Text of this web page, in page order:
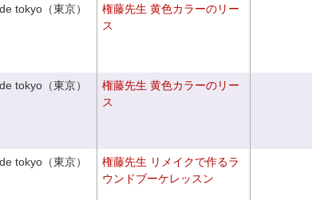
tokyo（東京）
権藤先生 黄色カラーのリー
ス
tokyo（東京）
権藤先生 黄色カラーのリー
ス
tokyo（東京）
権藤先生 リメイクで作るラ
ウンドブーケレッスン